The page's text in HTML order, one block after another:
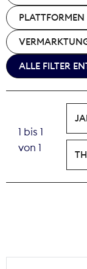
PLATTFORMEN
ALLE FILTER
1 bis 1
von 1